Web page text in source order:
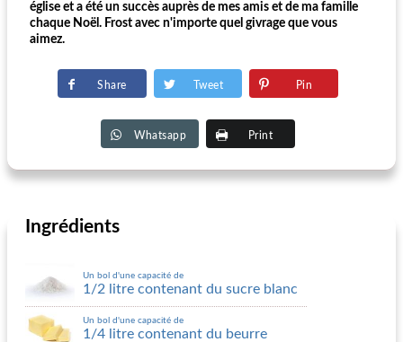
église et a été un succès auprès de mes amis et de ma famille
chaque Noël. Frost avec n'importe quel givrage que vous
aimez.
Share Tweet Pin
Whatsapp Print
Ingrédients
Un bol d'une capacité de
1/2 litre contenant du sucre blanc
Un bol d'une capacité de
1/4 litre contenant du beurre